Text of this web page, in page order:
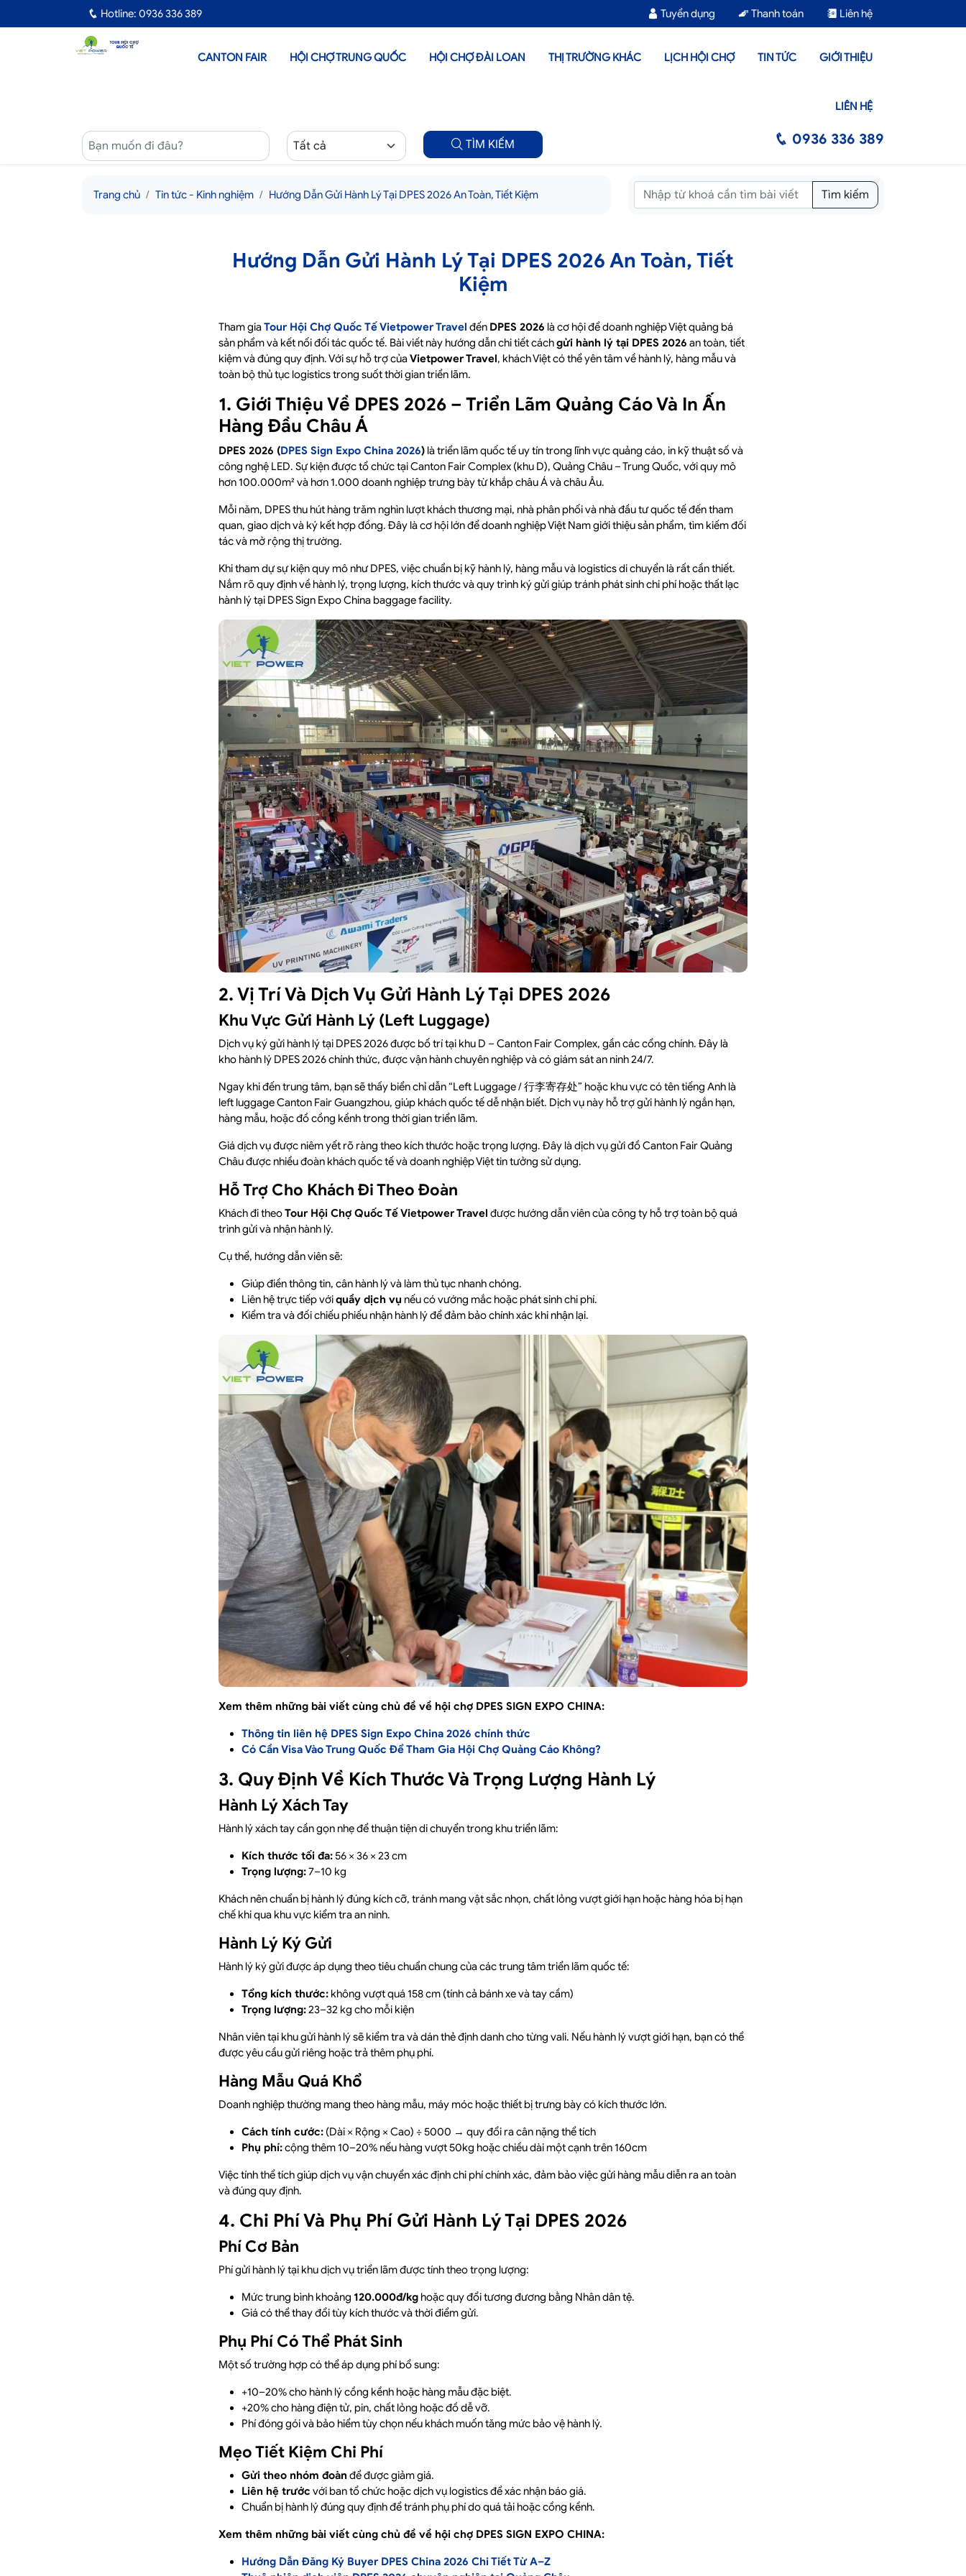
Hotline: 0936 336 389 Tuyển dụng Thanh toán Liên hệ
CANTON FAIR HỘI CHỢ TRUNG QUỐC HỘI CHỢ ĐÀI LOAN THỊ TRƯỜNG KHÁC LỊCH HỘI CHỢ TIN TỨC GIỚI THIỆU
LIÊN HỆ
TÌM KIẾM 0936 336 389
Trang chủ Tin tức - Kinh nghiệm Hướng Dẫn Gửi Hành Lý Tại DPES 2026 An Toàn, Tiết Kiệm Tìm kiếm
Hướng Dẫn Gửi Hành Lý Tại DPES 2026 An Toàn, Tiết
Kiệm
Tham giaTour Hội Chợ Quốc Tế Vietpower Travel đến DPES 2026 là cơ hội để doanh nghiệp Việt quảng bá
sản phẩm và kết nối đối tác quốc tế. Bài viết này hướng dẫn chi tiết cáchgửi hành lý tại DPES 2026 an toàn, tiết
kiệm và đúng quy định. Với sự hỗ trợ củaVietpower Travel, khách Việt có thể yên tâm về hành lý, hàng mẫu và
toàn bộ thủ tục logistics trong suốt thời gian triển lãm.
1. Giới Thiệu Về DPES 2026 – Triển Lãm Quảng Cáo Và In Ấn
Hàng Đầu Châu Á
DPES 2026 (DPES Sign Expo China 2026) là triển lãm quốc tế uy tín trong lĩnh vực quảng cáo, in kỹ thuật số và
công nghệ LED. Sự kiện được tổ chức tại Canton Fair Complex (khu D), Quảng Châu – Trung Quốc, với quy mô
hơn 100.000m² và hơn 1.000 doanh nghiệp trưng bày từ khắp châu Á và châu Âu.
Mỗi năm, DPES thu hút hàng trăm nghìn lượt khách thương mại, nhà phân phối và nhà đầu tư quốc tế đến tham
quan, giao dịch và ký kết hợp đồng. Đây là cơ hội lớn để doanh nghiệp Việt Nam giới thiệu sản phẩm, tìm kiếm đối
tác và mở rộng thị trường.
Khi tham dự sự kiện quy mô như DPES, việc chuẩn bị kỹ hành lý, hàng mẫu và logistics di chuyển là rất cần thiết.
Nắm rõ quy định về hành lý, trọng lượng, kích thước và quy trình ký gửi giúp tránh phát sinh chi phí hoặc thất lạc
hành lý tại DPES Sign Expo China baggage facility.
2. Vị Trí Và Dịch Vụ Gửi Hành Lý Tại DPES 2026
Khu Vực Gửi Hành Lý (Left Luggage)
Dịch vụ ký gửi hành lý tại DPES 2026 được bố trí tại khu D – Canton Fair Complex, gần các cổng chính. Đây là
kho hành lý DPES 2026 chính thức, được vận hành chuyên nghiệp và có giám sát an ninh 24/7.
Ngay khi đến trung tâm, bạn sẽ thấy biển chỉ dẫn “Left Luggage / 行李寄存处” hoặc khu vực có tên tiếng Anh là
left luggage Canton Fair Guangzhou, giúp khách quốc tế dễ nhận biết. Dịch vụ này hỗ trợ gửi hành lý ngắn hạn,
hàng mẫu, hoặc đồ cồng kềnh trong thời gian triển lãm.
Giá dịch vụ được niêm yết rõ ràng theo kích thước hoặc trọng lượng. Đây là dịch vụ gửi đồ Canton Fair Quảng
Châu được nhiều đoàn khách quốc tế và doanh nghiệp Việt tin tưởng sử dụng.
Hỗ Trợ Cho Khách Đi Theo Đoàn
Khách đi theoTour Hội Chợ Quốc Tế Vietpower Travel được hướng dẫn viên của công ty hỗ trợ toàn bộ quá
trình gửi và nhận hành lý.
Cụ thể, hướng dẫn viên sẽ:
Giúp điền thông tin, cân hành lý và làm thủ tục nhanh chóng.
Liên hệ trực tiếp vớiquầy dịch vụ nếu có vướng mắc hoặc phát sinh chi phí.
Kiểm tra và đối chiếu phiếu nhận hành lý để đảm bảo chính xác khi nhận lại.
Xem thêm những bài viết cùng chủ đề về hội chợ DPES SIGN EXPO CHINA:
Thông tin liên hệ DPES Sign Expo China 2026 chính thức
Có Cần Visa Vào Trung Quốc Để Tham Gia Hội Chợ Quảng Cáo Không?
3. Quy Định Về Kích Thước Và Trọng Lượng Hành Lý
Hành Lý Xách Tay
Hành lý xách tay cần gọn nhẹ để thuận tiện di chuyển trong khu triển lãm:
Kích thước tối đa:56 × 36 × 23 cm
Trọng lượng:7–10 kg
Khách nên chuẩn bị hành lý đúng kích cỡ, tránh mang vật sắc nhọn, chất lỏng vượt giới hạn hoặc hàng hóa bị hạn
chế khi qua khu vực kiểm tra an ninh.
Hành Lý Ký Gửi
Hành lý ký gửi được áp dụng theo tiêu chuẩn chung của các trung tâm triển lãm quốc tế:
Tổng kích thước: không vượt quá 158 cm (tính cả bánh xe và tay cầm)
Trọng lượng:23–32 kg cho mỗi kiện
Nhân viên tại khu gửi hành lý sẽ kiểm tra và dán thẻ định danh cho từng vali. Nếu hành lý vượt giới hạn, bạn có thể
được yêu cầu gửi riêng hoặc trả thêm phụ phí.
Hàng Mẫu Quá Khổ
Doanh nghiệp thường mang theo hàng mẫu, máy móc hoặc thiết bị trưng bày có kích thước lớn.
Cách tính cước: (Dài × Rộng × Cao) ÷ 5000 → quy đổi ra cân nặng thể tích
Phụ phí:cộng thêm 10–20% nếu hàng vượt 50kg hoặc chiều dài một cạnh trên 160cm
Việc tính thể tích giúp dịch vụ vận chuyển xác định chi phí chính xác, đảm bảo việc gửi hàng mẫu diễn ra an toàn
và đúng quy định.
4. Chi Phí Và Phụ Phí Gửi Hành Lý Tại DPES 2026
Phí Cơ Bản
Phí gửi hành lý tại khu dịch vụ triển lãm được tính theo trọng lượng:
Mức trung bình khoảng 120.000đ/kg hoặc quy đổi tương đương bằng Nhân dân tệ.
Giá có thể thay đổi tùy kích thước và thời điểm gửi.
Phụ Phí Có Thể Phát Sinh
Một số trường hợp có thể áp dụng phí bổ sung:
+10–20% cho hành lý cồng kềnh hoặc hàng mẫu đặc biệt.
+20% cho hàng điện tử, pin, chất lỏng hoặc đồ dễ vỡ.
Phí đóng gói và bảo hiểm tùy chọn nếu khách muốn tăng mức bảo vệ hành lý.
Mẹo Tiết Kiệm Chi Phí
Gửi theo nhóm đoàn để được giảm giá.
Liên hệ trước với ban tổ chức hoặc dịch vụ logistics để xác nhận báo giá.
Chuẩn bị hành lý đúng quy định để tránh phụ phí do quá tải hoặc cồng kềnh.
Xem thêm những bài viết cùng chủ đề về hội chợ DPES SIGN EXPO CHINA:
Hướng Dẫn Đăng Ký Buyer DPES China 2026 Chi Tiết Từ A–Z